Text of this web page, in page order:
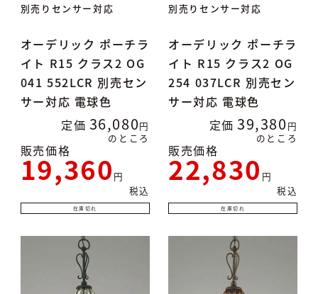
別売りセンサー対応
オーデリック ポーチラ
イト R15 クラス2 OG
041 552LCR 別売セン
サー対応 電球色
定価 36,080
のところ
販売価格
19,360
税込
在庫切れ
別売りセンサー対応
オーデリック ポーチラ
イト R15 クラス2 OG
254 037LCR 別売セン
サー対応 電球色
定価 39,380
のところ
販売価格
22,830
税込
在庫切れ